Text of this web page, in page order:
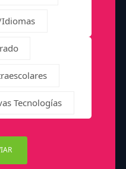
Idiomas
Tecnologías